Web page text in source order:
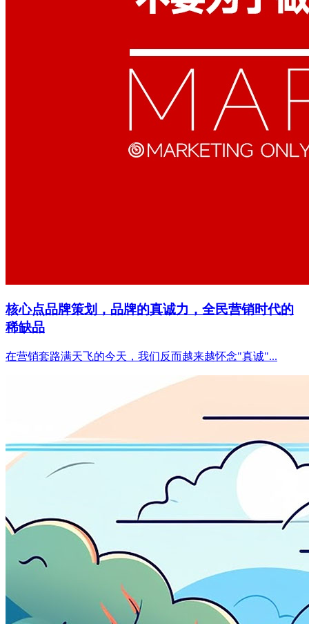
核心点品牌策划，品牌的真诚力，全民营销时代的
稀缺品
在营销套路满天飞的今天，我们反而越来越怀念"真诚"...